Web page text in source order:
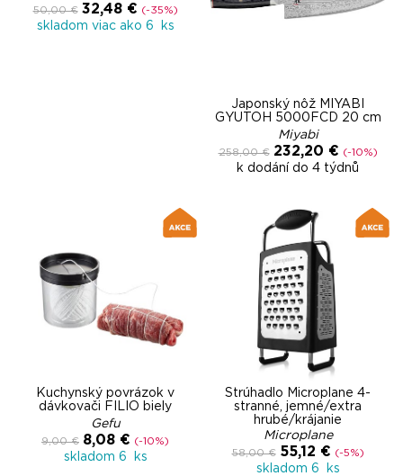
50,00 € 32,48 € (-35%)
skladom viac ako 6 ks
Japonský nôž MIYABI
GYUTOH 5000FCD 20 cm
Miyabi
258,00 € 232,20 € (-10%)
k dodání do 4 týdnů
Kuchynský povrázok v
dávkovači FILIO biely
Gefu
9,00 € 8,08 € (-10%)
skladom 6 ks
Strúhadlo Microplane 4-
stranné, jemné/extra
hrubé/krájanie
Microplane
58,00 € 55,12 € (-5%)
skladom 6 ks